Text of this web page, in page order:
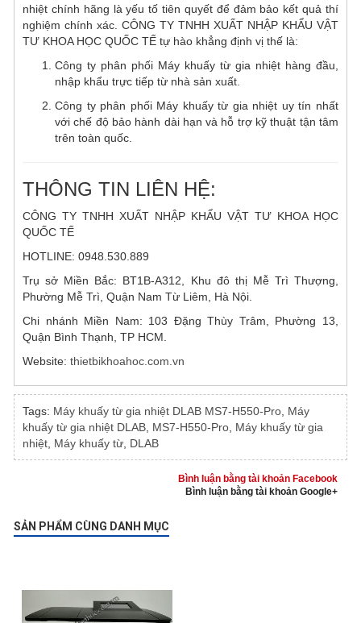
nhiệt chính hãng là yếu tố tiên quyết để đảm bảo kết quả thí
nghiệm chính xác. CÔNG TY TNHH XUẤT NHẬP KHẨU VẬT
TƯ KHOA HỌC QUỐC TẾ tự hào khẳng định vị thế là:
Công ty phân phối Máy khuấy từ gia nhiệt hàng đầu,
nhập khẩu trực tiếp từ nhà sản xuất.
Công ty phân phối Máy khuấy từ gia nhiệt uy tín nhất
với chế độ bảo hành dài hạn và hỗ trợ kỹ thuật tận tâm
trên toàn quốc.
THÔNG TIN LIÊN HỆ:
CÔNG TY TNHH XUẤT NHẬP KHẨU VẬT TƯ KHOA HỌC
QUỐC TẾ
HOTLINE: 0948.530.889
Trụ sở Miền Bắc: BT1B-A312, Khu đô thị Mễ Trì Thượng,
Phường Mễ Trì, Quận Nam Từ Liêm, Hà Nội.
Chi nhánh Miền Nam: 103 Đặng Thùy Trâm, Phường 13,
Quận Bình Thạnh, TP HCM.
Website: thietbikhoahoc.com.vn
Tags: Máy khuấy từ gia nhiệt DLAB MS7-H550-Pro Máy
khuấy từ gia nhiệt DLAB MS7-H550-Pro Máy khuấy từ gia
nhiệt Máy khuấy từ DLAB
Bình luận bằng tài khoản Facebook
Bình luận bằng tài khoản Google+
SẢN PHẨM CÙNG DANH MỤC